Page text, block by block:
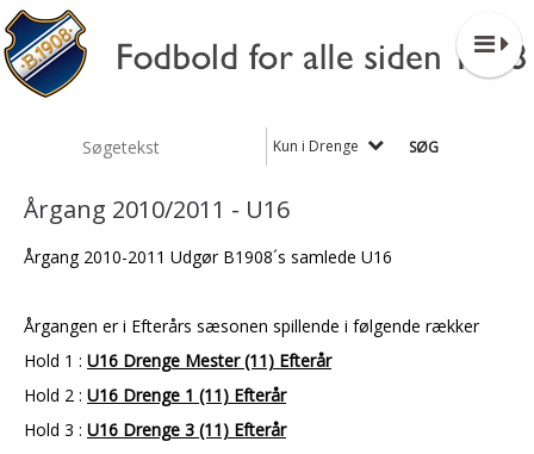
Kun i Drenge
Årgang 2010/2011 - U16
Årgang 2010-2011 Udgør B1908´s samlede U16
Årgangen er i Efterårs sæsonen spillende i følgende rækker
Hold 1 : U16 Drenge Mester (11) Efterår
Hold 2 : U16 Drenge 1 (11) Efterår
Hold 3 : U16 Drenge 3 (11) Efterår